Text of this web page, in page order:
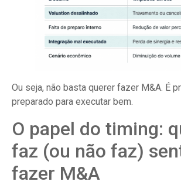
Ou seja, não basta querer fazer M&A. É
preparado para executar bem.
O papel do timing:
faz (ou não faz)
fazer M&A